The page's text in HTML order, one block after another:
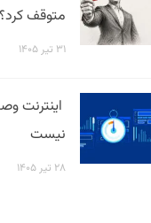
متوقف کرد؟
۳۱ تیر ۱۴۰۵
اینترنت
نیست
۲۸ تیر ۱۴۰۵